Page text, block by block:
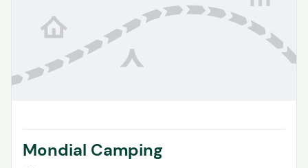
Mondial Camping